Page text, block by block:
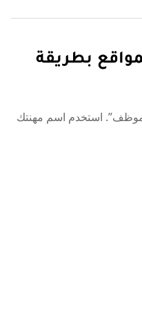
بطريقة
استخدم اسم مهنتك